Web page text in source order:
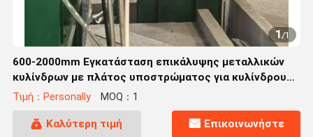
1/1
600-2000mm Εγκατάσταση επικάλυψης μεταλλικών
κυλίνδρων με πλάτος υποστρώματος για κυλίνδρους
3-15 τόνων
Τιμή：Personally MOQ：1
Καλύτερη τιμή Επικοινωνήστε